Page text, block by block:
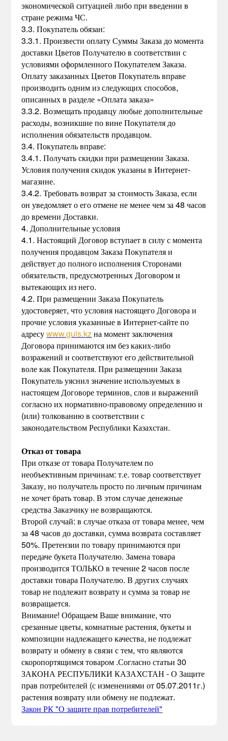
экономической ситуацией либо при введении в
стране режима ЧС.
3.3. Покупатель обязан:
3.3.1. Произвести оплату Суммы Заказа до момента
доставки Цветов Получателю в соответствии с
условиями оформленного Покупателем Заказа.
Оплату заказанных Цветов Покупатель вправе
производить одним из следующих способов,
описанных в разделе «Оплата заказа»
3.3.2. Возмещать продавцу любые дополнительные
расходы, возникшие по вине Покупателя до
исполнения обязательств продавцом.
3.4. Покупатель вправе:
3.4.1. Получать скидки при размещении Заказа.
Условия получения скидок указаны в Интернет-
магазине.
3.4.2. Требовать возврат за стоимость Заказа, если
он уведомляет о его отмене не менее чем за 48 часов
до времени Доставки.
4. Дополнительные условия
4.1. Настоящий Договор вступает в силу с момента
получения продавцом Заказа Покупателя и
действует до полного исполнения Сторонами
обязательств, предусмотренных Договором и
вытекающих из него.
4.2. При размещении Заказа Покупатель
удостоверяет, что условия настоящего Договора и
прочие условия указанные в Интернет-сайте по
адресуwww.guls.kzна момент заключения
Договора принимаются им без каких-либо
возражений и соответствуют его действительной
воле как Покупателя. При размещении Заказа
Покупатель уяснил значение используемых в
настоящем Договоре терминов, слов и выражений
согласно их нормативно-правовому определению и
(или) толкованию в соответствии с
законодательством Республики Казахстан.
Отказ от товара
При отказе от товара Получателем по
необъективным причинам: т.е. товар соответствует
Заказу, но получатель просто по личным причинам
не хочет брать товар. В этом случае денежные
средства Заказчику не возвращаются.
Второй случай: в случае отказа от товара менее, чем
за 48 часов до доставки, сумма возврата составляет
50%. Претензии по товару принимаются при
передаче букета Получателю. Замена товара
производится ТОЛЬКО в течение 2 часов после
доставки товара Получателю. В других случаях
товар не подлежит возврату и сумма за товар не
возвращается.
Внимание! Обращаем Ваше внимание, что
срезанные цветы, комнатные растения, букеты и
композиции надлежащего качества, не подлежат
возврату и обмену в связи с тем, что являются
скоропортящимся товаром .Согласно статьи 30
ЗАКОНА РЕСПУБЛИКИ КАЗАХСТАН - О Защите
прав потребителей (с изменениями от 05.07.2011г.)
растения возврату или обмену не подлежат.
Закон РК "О защите прав потребителей"